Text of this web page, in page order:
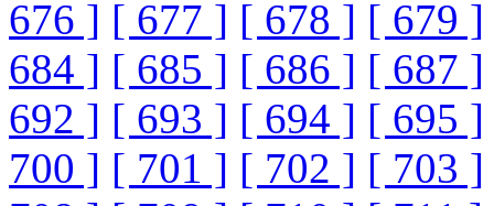
676 ] [ 677 ] [ 678 ] [ 679 ]
684 ] [ 685 ] [ 686 ] [ 687 ]
692 ] [ 693 ] [ 694 ] [ 695 ]
700 ] [ 701 ] [ 702 ] [ 703 ]